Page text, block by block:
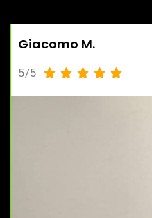
Giacomo M.
5/5     